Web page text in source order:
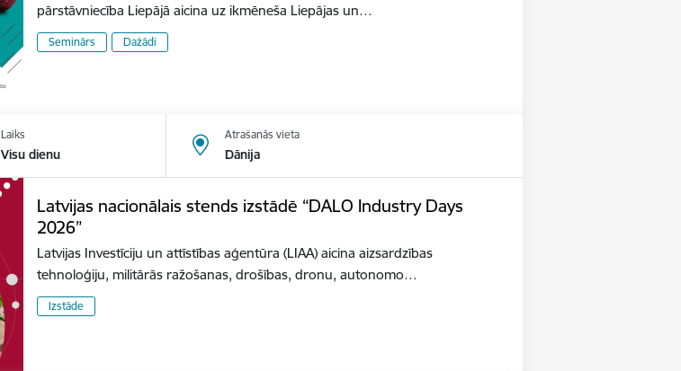
pārstāvniecība Liepājā aicina uz ikmēneša Liepājas un…
Seminārs Dažādi
Laiks
Visu dienu
Atrašanās vieta
Dānija
Latvijas nacionālais stends izstādē “DALO Industry Days
2026”
Latvijas Investīciju un attīstības aģentūra (LIAA) aicina aizsardzības
tehnoloģiju, militārās ražošanas, drošības, dronu, autonomo…
Izstāde